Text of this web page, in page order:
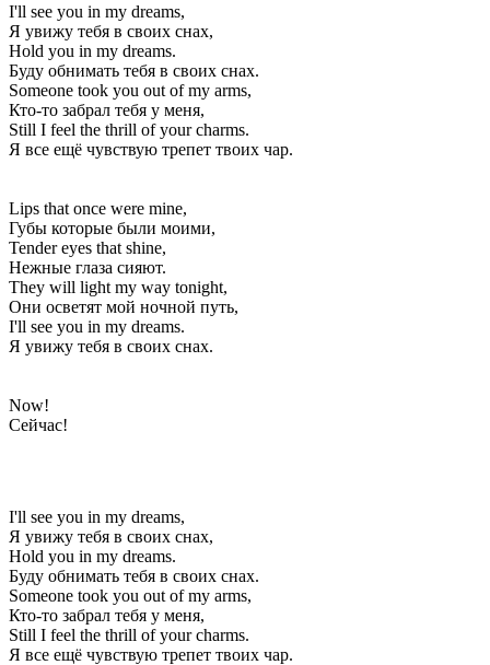
I'll see you in my dreams,
Я увижу тебя в своих снах,
Hold you in my dreams.
Буду обнимать тебя в своих снах.
Someone took you out of my arms,
Кто-то забрал тебя у меня,
Still I feel the thrill of your charms.
Я все ещё чувствую трепет твоих чар.
Lips that once were mine,
Губы которые были моими,
Tender eyes that shine,
Нежные глаза сияют.
They will light my way tonight,
Они осветят мой ночной путь,
I'll see you in my dreams.
Я увижу тебя в своих снах.
Now!
Сейчас!
I'll see you in my dreams,
Я увижу тебя в своих снах,
Hold you in my dreams.
Буду обнимать тебя в своих снах.
Someone took you out of my arms,
Кто-то забрал тебя у меня,
Still I feel the thrill of your charms.
Я все ещё чувствую трепет твоих чар.